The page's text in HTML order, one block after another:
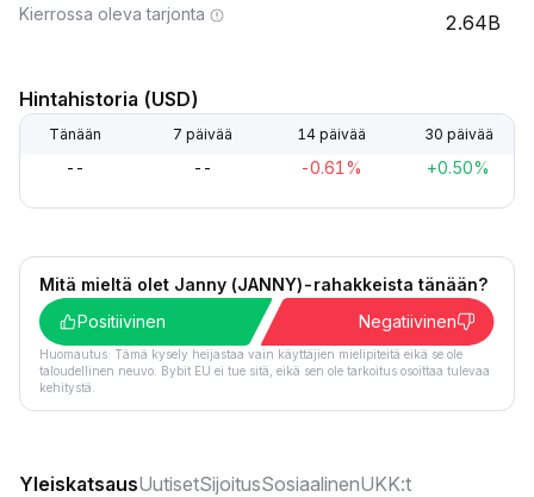
Kierrossa oleva tarjonta 2.64B
Hintahistoria (USD)
Tänään 7 päivää 14 päivää 30 päivää
-- -- -0.61% +0.50%
Mitä mieltä olet Janny (JANNY)-rahakkeista tänään?
Positiivinen
Negatiivinen
Huomautus: Tämä kysely heijastaa vain käyttäjien mielipiteitä eikä se ole
taloudellinen neuvo. Bybit EU ei tue sitä, eikä sen ole tarkoitus osoittaa tulevaa
kehitystä.
YleiskatsausUutisetSijoitusSosiaalinenUKK:t